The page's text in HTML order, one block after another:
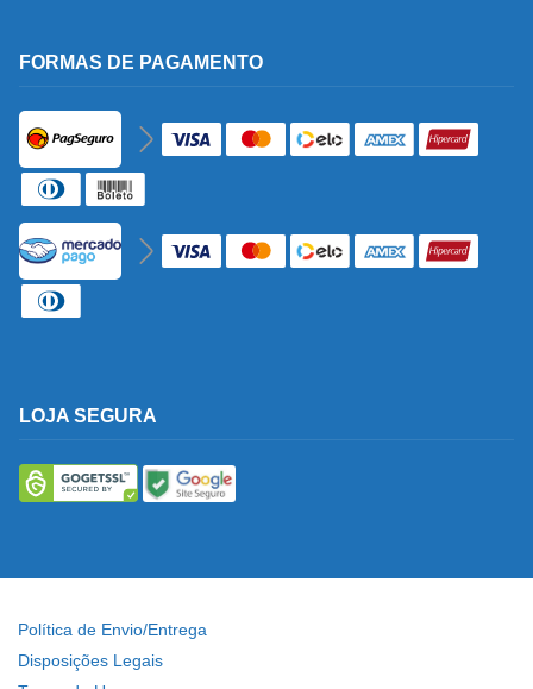
FORMAS DE PAGAMENTO
LOJA SEGURA
Política de Envio/Entrega
Disposições Legais